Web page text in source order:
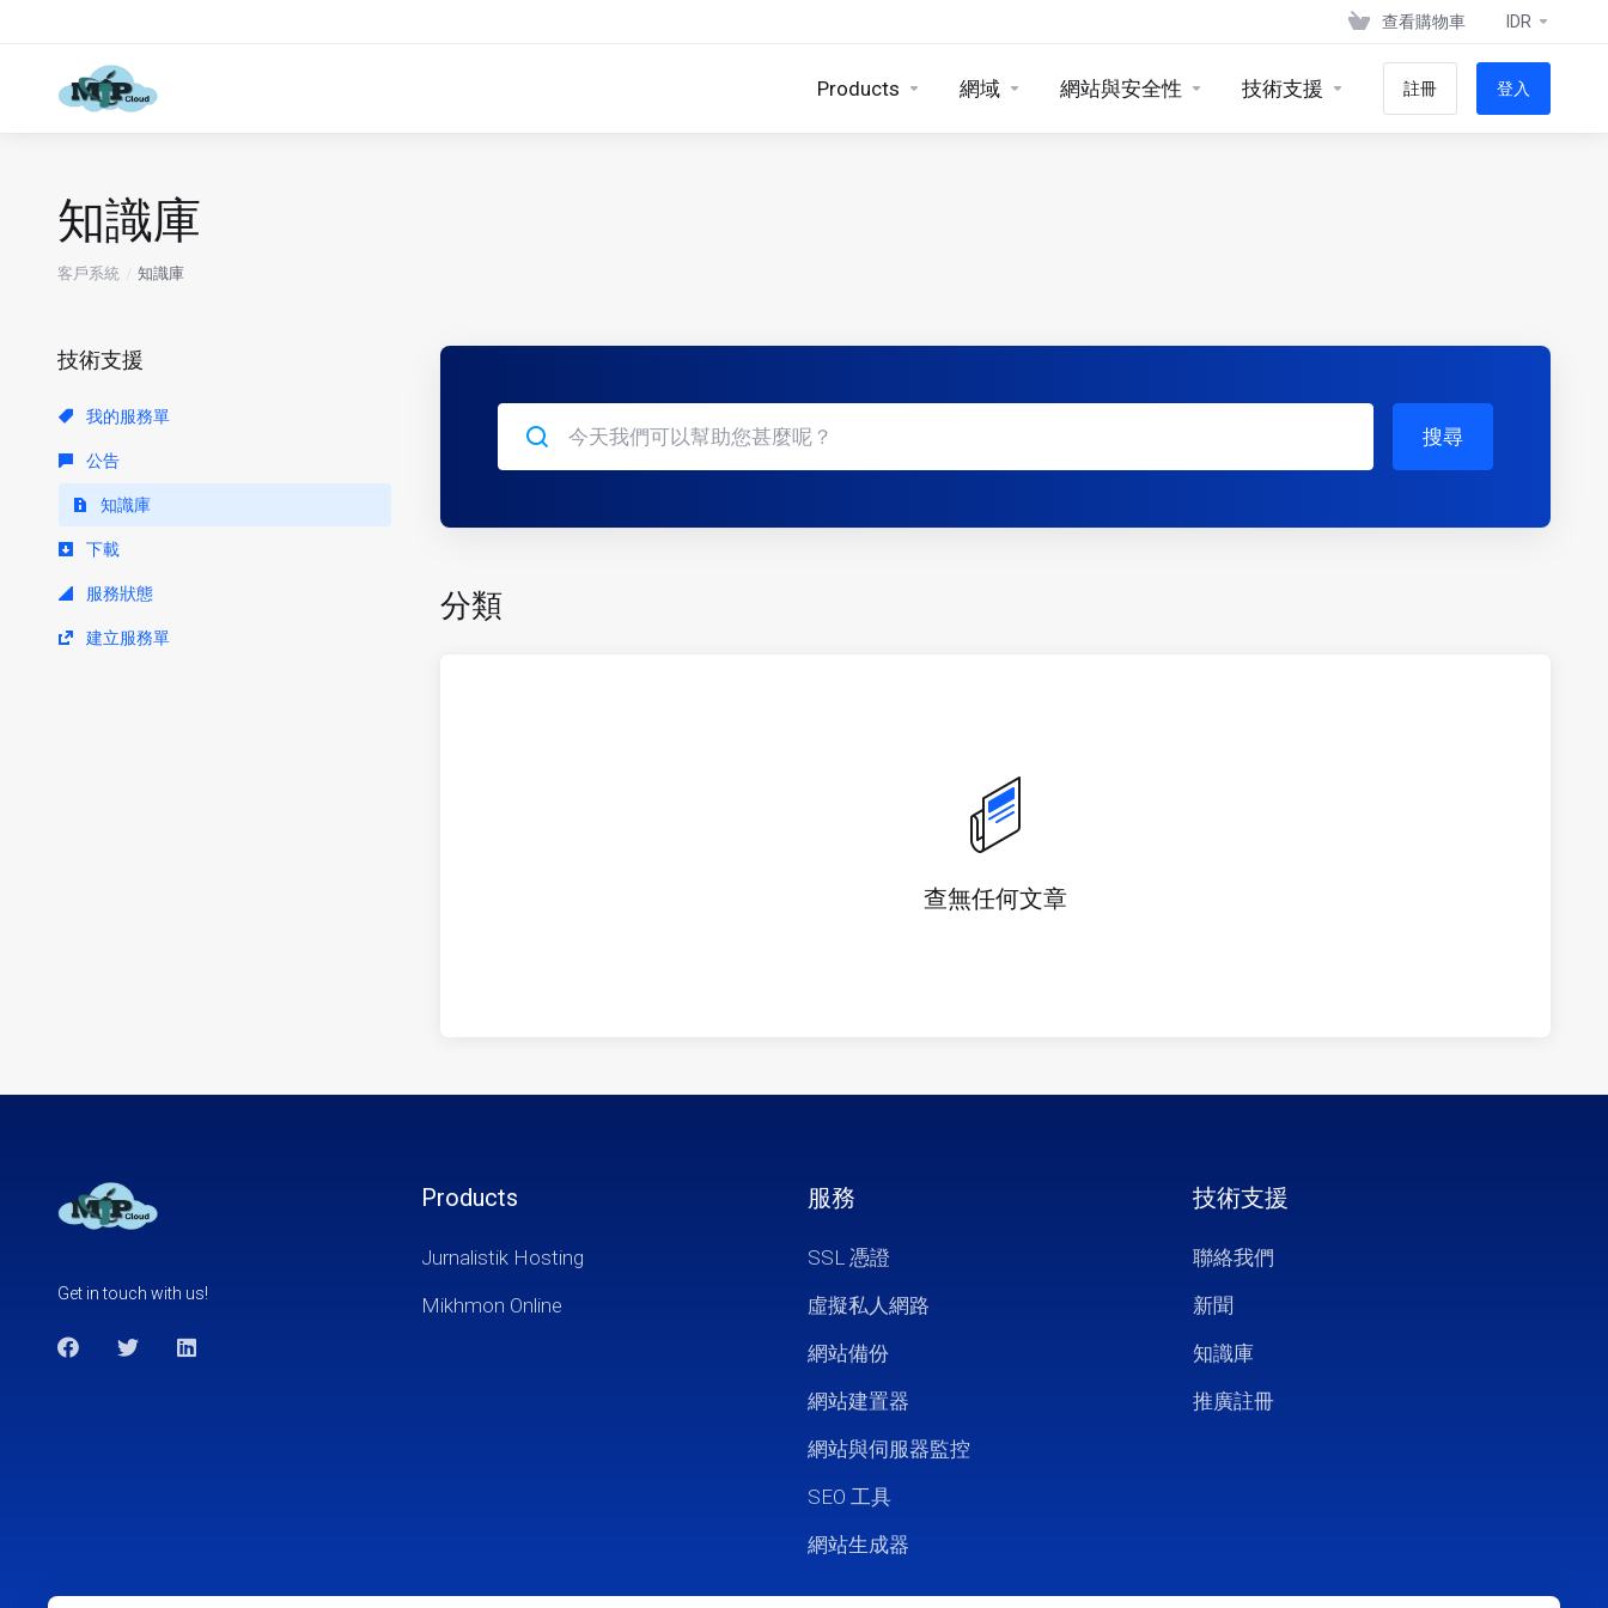
查看購物車 IDR
Products 網域 網站與安全性 技術支援 註冊 登入
知識庫
客戶系統 知識庫
技術支援
我的服務單
公告
知識庫
下載
服務狀態
建立服務單
搜尋
分類
查無任何文章
Get in touch with us!
Products
Jurnalistik Hosting
Mikhmon Online
服務
SSL 憑證
虛擬私人網路
網站備份
網站建置器
網站與伺服器監控
SEO 工具
網站生成器
技術支援
聯絡我們
新聞
知識庫
推廣註冊